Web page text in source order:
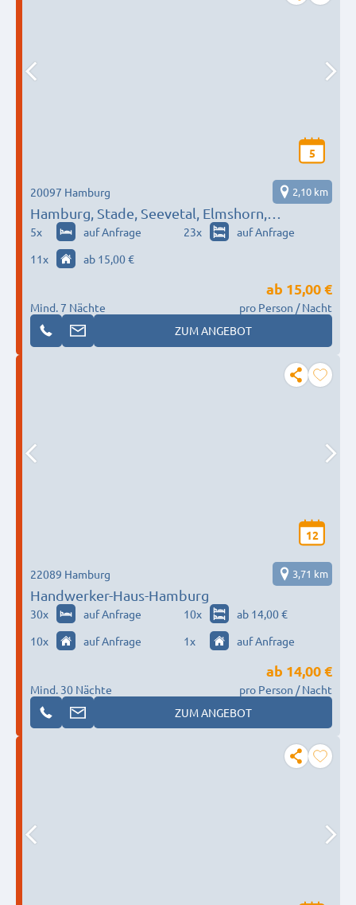
5
Hamburg, Stade, Seevetal, Elmshorn,
Lüneburg…
20097 Hamburg 2,10 km
5x auf Anfrage 23x
auf Anfrage
11x ab 15,00 €
Mind. 7 Nächte
ab 15,00 €
pro Person / Nacht
ZUM ANGEBOT
12
Handwerker-Haus-Hamburg
22089 Hamburg 3,71 km
30x auf Anfrage 10x
ab 14,00 €
10x auf Anfrage 1x auf Anfrage
Mind. 30 Nächte
ab 14,00 €
pro Person / Nacht
ZUM ANGEBOT